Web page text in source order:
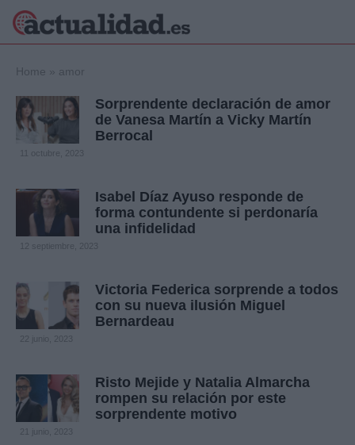
Política
Economía
Internacional
Viajes
Deportes
Salud y Bienestar
Musica
Home » amor
Sorprendente declaración de amor
de Vanesa Martín a Vicky Martín
Berrocal
11 octubre, 2023
Isabel Díaz Ayuso responde de
forma contundente si perdonaría
una infidelidad
12 septiembre, 2023
Victoria Federica sorprende a todos
con su nueva ilusión Miguel
Bernardeau
22 junio, 2023
Risto Mejide y Natalia Almarcha
rompen su relación por este
sorprendente motivo
21 junio, 2023